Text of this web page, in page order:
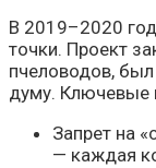
В 2019–2020
точки. Проект
пчеловодов,
думу. Ключевые
Запрет на
— каждая